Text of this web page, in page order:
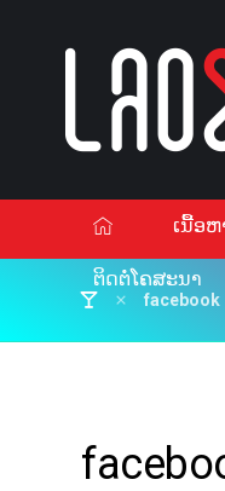
ເນື້ອຫ
ຕິດຕໍ່ໂຄສະນາ
facebook